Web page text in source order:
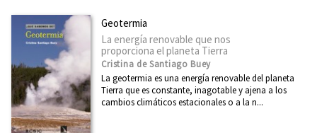
NUESTRAS COLECCIONES
Investigación y Debate
¿Qué sabemos de?
Clásicos del Pensamiento Crítico
Geotermia
La energía renovable que nos
proporciona el planeta Tierra
Cristina de Santiago Buey
La geotermia es una energía renovable del planeta
Tierra que es constante, inagotable y ajena a los
cambios climáticos estacionales o a la n...